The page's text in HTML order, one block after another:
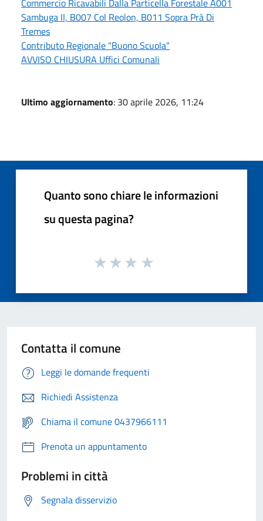
Sambuga II, B007 Col Reolon, B011 Sopra Prà Di
Tremes
Contributo Regionale "Buono Scuola"
AVVISO CHIUSURA Uffici Comunali
Ultimo aggiornamento: 30 aprile 2026, 11:24
Quanto sono chiare le informazioni
su questa pagina?
Contatta il comune
Leggi le domande frequenti
Richiedi Assistenza
Chiama il comune 0437966111
Prenota un appuntamento
Problemi in città
Segnala disservizio